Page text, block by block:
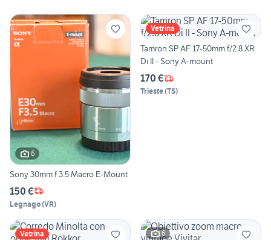
6
Sony 30mm f 3.5 Macro E-Mount
150 €
Legnago(VR)
Vetrina
Tamron SP AF 17-50mm f/2.8 XR
Di II - Sony A-mount
170 €
Trieste(TS)
Vetrina 6